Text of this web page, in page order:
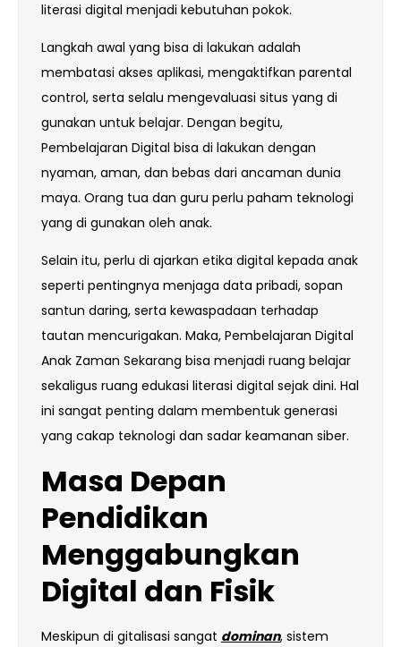
literasi digital menjadi kebutuhan pokok.
Langkah awal yang bisa di lakukan adalah
membatasi akses aplikasi, mengaktifkan parental
control, serta selalu mengevaluasi situs yang di
gunakan untuk belajar. Dengan begitu,
Pembelajaran Digital bisa di lakukan dengan
nyaman, aman, dan bebas dari ancaman dunia
maya. Orang tua dan guru perlu paham teknologi
yang di gunakan oleh anak.
Selain itu, perlu di ajarkan etika digital kepada anak
seperti pentingnya menjaga data pribadi, sopan
santun daring, serta kewaspadaan terhadap
tautan mencurigakan. Maka, Pembelajaran Digital
Anak Zaman Sekarang bisa menjadi ruang belajar
sekaligus ruang edukasi literasi digital sejak dini. Hal
ini sangat penting dalam membentuk generasi
yang cakap teknologi dan sadar keamanan siber.
Masa Depan
Pendidikan
Menggabungkan
Digital dan Fisik
Meskipun di gitalisasi sangat dominan, sistem